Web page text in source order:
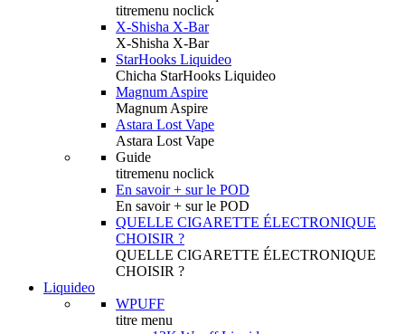
titremenu noclick
X-Shisha X-Bar
X-Shisha X-Bar
StarHooks Liquideo
Chicha StarHooks Liquideo
Magnum Aspire
Magnum Aspire
Astara Lost Vape
Astara Lost Vape
Guide
titremenu noclick
En savoir + sur le POD
En savoir + sur le POD
QUELLE CIGARETTE ÉLECTRONIQUE
CHOISIR ?
QUELLE CIGARETTE ÉLECTRONIQUE
CHOISIR ?
Liquideo
WPUFF
titre menu